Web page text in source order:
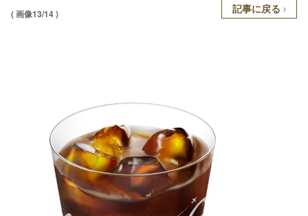
( 画像13/14 ) 記事に戻る